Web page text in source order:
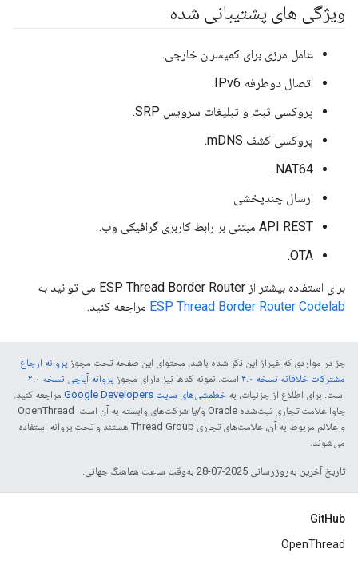
ویژگی های پشتیبانی شده
عامل مرزی برای کمیسران خارجی.
اتصال دوطرفه IPv6.
پروکسی ثبت و تبلیغات سرویس SRP.
پروکسی کشف mDNS.
NAT64.
ارسال چندپخشی
API REST مبتنی بر رابط کاربری گرافیکی وب.
OTA.
برای استفاده بیشتر از ESP Thread Border Router می توانید به
ESP Thread Border Router Codelab مراجعه کنید.
جز در مواردی که غیراز این ذکر شده باشد، محتوای این صفحه تحت مجوز پروانه ارجاع
مشترکات خلاقانه نسخه ۴.۰
است. نمونه کدها نیز دارای مجوز پروانه آپاچی نسخه ۲.۰
است. برای اطلاع از جزئیات، به خطمشی‌های سایت Google Developers‏
مراجعه کنید.
جاوا علامت تجاری ثبت‌شده Oracle و/یا شرکت‌های وابسته به آن است. ‫OpenThread
و علائم مربوط به آن، علامت‌های تجاری Thread Group هستند و تحت پروانه استفاده
می‌شوند.
تاریخ آخرین به‌روزرسانی 2025-07-28 به‌وقت ساعت هماهنگ جهانی.
GitHub
OpenThread